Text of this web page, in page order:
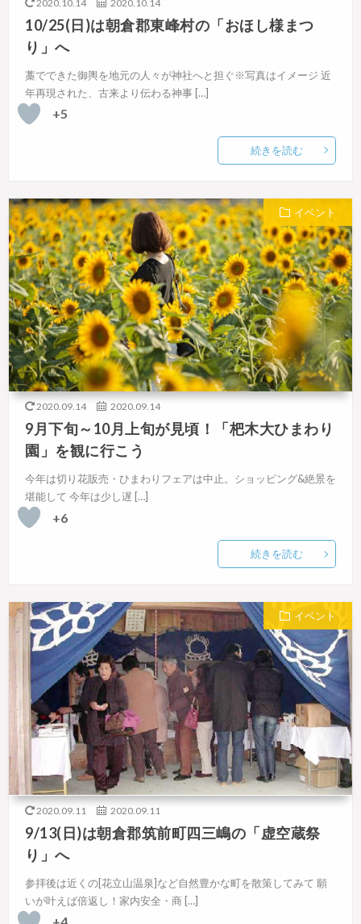
2020.10.14 2020.10.14
10/25(日)は朝倉郡東峰村の「おほし様まつ
り」へ
藁でできた御輿を地元の人々が神社へと担ぐ※写真はイメージ 近
年再現された、古来より伝わる神事 […]
+5
続きを読む
イベント
2020.09.14 2020.09.14
9月下旬～10月上旬が見頃！「杷木大ひまわり
園」を観に行こう
今年は切り花販売・ひまわりフェアは中止。ショッピング&絶景を
堪能して 今年は少し遅 […]
+6
続きを読む
イベント
2020.09.11 2020.09.11
9/13(日)は朝倉郡筑前町四三嶋の「虚空蔵祭
り」へ
参拝後は近くの[花立山温泉]など自然豊かな町を散策してみて 願
いが叶えば倍返し！家内安全・商 […]